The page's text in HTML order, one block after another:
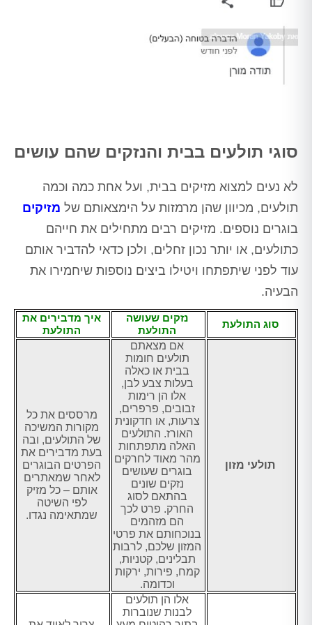
סוגי תולעים בבית והנזקים שהם עושים
לא נעים למצוא מזיקים בבית, ועל אחת כמה וכמה
תולעים, מכיוון שהן מרמזות על הימצאותם של מזיקים
בוגרים נוספים. מזיקים רבים מתחילים את חייהם
כתולעים, או יותר נכון זחלים, ולכן כדאי להדביר אותם
עוד לפני שיתפתחו ויטילו ביצים נוספות שיחמירו את
הבעיה.
סוג התולעת
נזקים שעושה
התולעת
איך מדבירים את
התולעת
תולעי מזון
אם מצאתם
תולעים חומות
בבית או כאלה
בעלות צבע לבן,
אלו הן רימות
זבובים, פרפרים,
צרעות, או חדקונית
האורז. התולעים
האלה מתפתחות
מהר מאוד לחרקים
בוגרים שעושים
נזקים שונים
בהתאם לסוג
החרק. פרט לכך
הם מזהמים
בנוכחותם את פרטי
המזון שלכם, לרבות
תבלינים, קטניות,
קמח, פירות, ירקות
וכדומה.
מרססים את כל
מקורות המשיכה
של התולעים, ובה
בעת מדבירים את
הפרטים הבוגרים
לאחר שמאתרים
אותם – כל מזיק
לפי השיטה
שמתאימה נגדו.
אלו הן תולעים
לבנות שנוברות